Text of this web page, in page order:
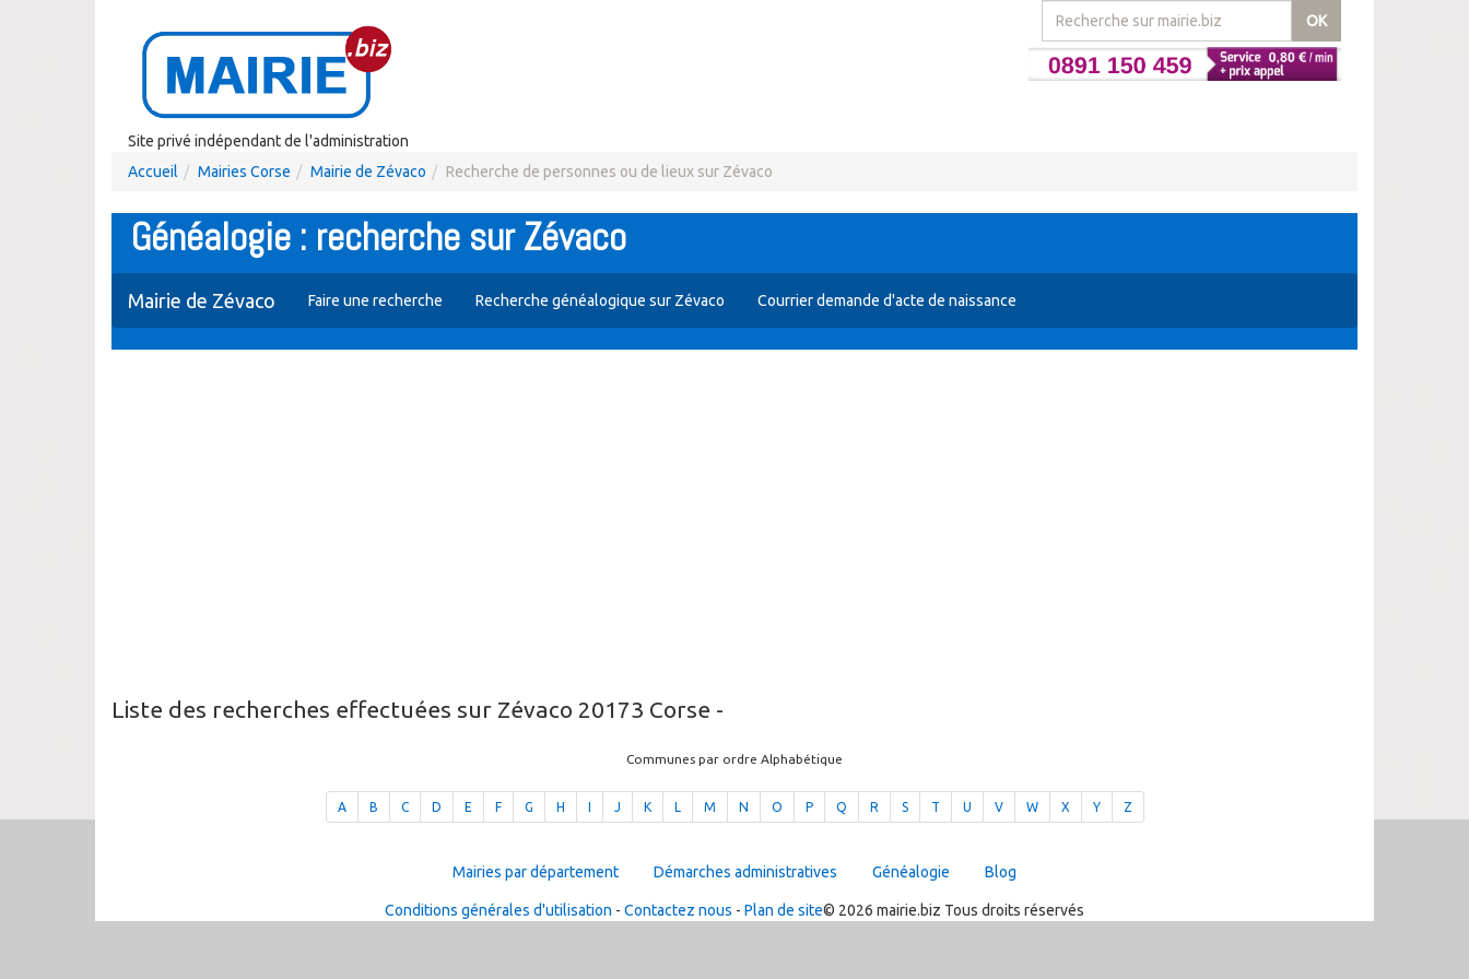
OK
Site privé indépendant de l'administration
Accueil
Mairies Corse Mairie de Zévaco Recherche de personnes ou de lieux sur Zévaco
Généalogie : recherche sur Zévaco
Mairie de Zévaco Faire une recherche Recherche généalogique sur Zévaco Courrier demande d'acte de naissance
Liste des recherches effectuées sur Zévaco 20173 Corse -
Communes par ordre Alphabétique
A B C D E F G H I J K L M N O P Q R S T U V W X Y Z
Mairies par département Démarches administratives Généalogie Blog
Conditions générales d'utilisation - Contactez nous - Plan de site© 2026 mairie.biz Tous droits réservés